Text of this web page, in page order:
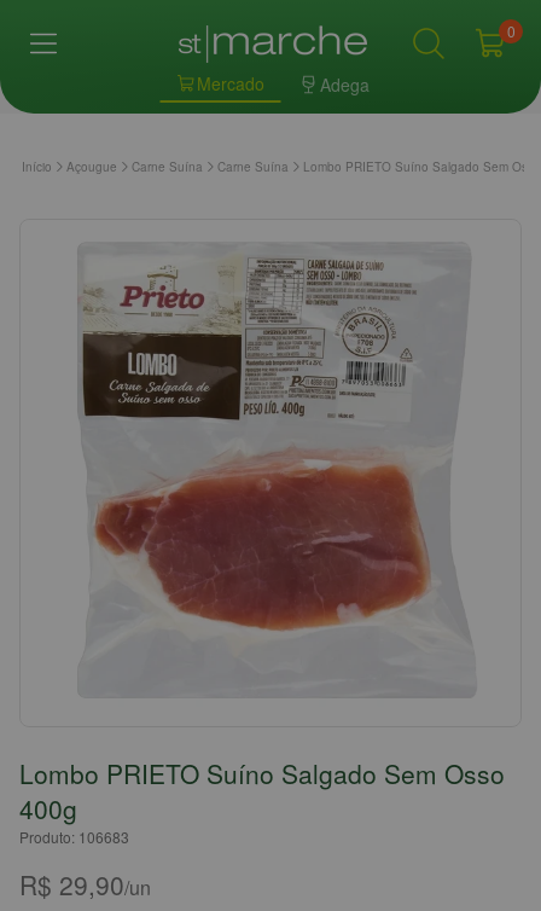
Mercado Adega
0
Início Açougue Carne Suína Carne Suína Lombo PRIETO Suíno Salgado Sem
Lombo PRIETO Suíno Salgado Sem Osso
400g
Produto: 106683
R$ 29,90/un